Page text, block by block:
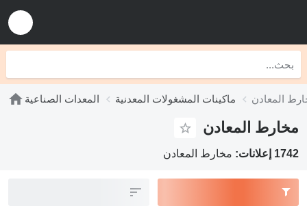
المعدات الصناعية ماكينات المشغولات المعدنية المعادن
مخارط المعادن
1742 إعلانات: مخارط المعادن